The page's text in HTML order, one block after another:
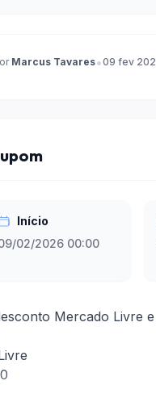
Marcus Tavares•09 fev
Início
02/2026 00:00
Mercado Livre